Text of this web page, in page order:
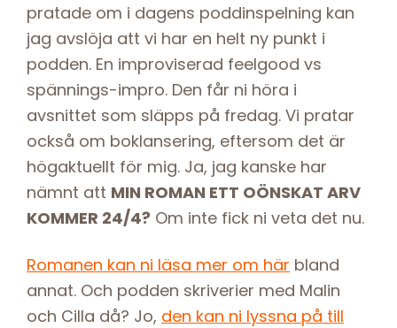
pratade om i dagens poddinspelning kan
jag avslöja att vi har en helt ny punkt i
podden. En improviserad feelgood vs
spännings-impro. Den får ni höra i
avsnittet som släpps på fredag. Vi pratar
också om boklansering, eftersom det är
högaktuellt för mig. Ja, jag kanske har
nämnt att MIN ROMAN ETT OÖNSKAT ARV
KOMMER 24/4? Om inte fick ni veta det nu.
Romanen kan ni läsa mer om här bland
annat. Och podden skriverier med Malin
och Cilla då? Jo, den kan ni lyssna på till